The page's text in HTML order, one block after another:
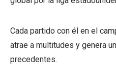
Cada partido con él en el
atrae a multitudes y genera
precedentes.